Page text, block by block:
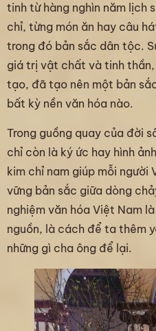
tinh từ hàng nghìn năm lịch
chỉ, từng món ăn hay câu
trong đó bản sắc dân tộc.
giá trị vật chất và tinh
tạo, đã tạo nên một bản
bất kỳ nền văn hóa nào.
Trong guồng quay của đời
chỉ còn là ký ức hay hình
kim chỉ nam giúp mỗi người
vững bản sắc giữa dòng
nghiệm văn hóa Việt Nam
nguồn, là cách để ta thêm
những gì cha ông để lại.